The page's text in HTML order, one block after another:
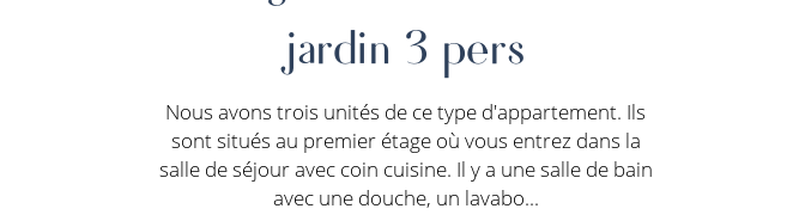
jardin 3 pers
Nous avons trois unités de ce type d'appartement. Ils
sont situés au premier étage où vous entrez dans la
salle de séjour avec coin cuisine. Il y a une salle de bain
avec une douche, un lavabo...